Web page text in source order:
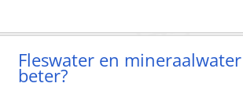
Fleswater en
beter?